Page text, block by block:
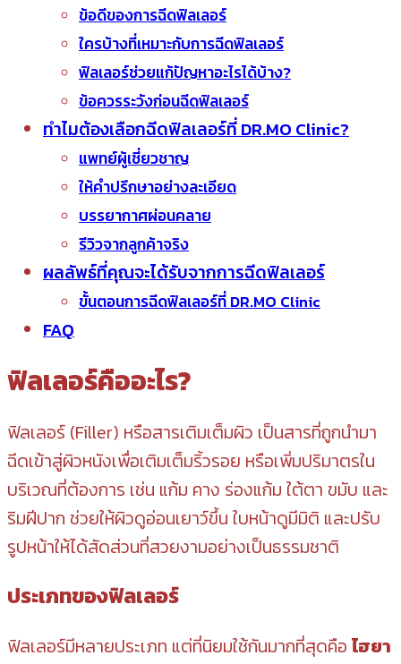
ข้อดีของการฉีดฟิลเลอร์
ใครบ้างที่เหมาะกับการฉีดฟิลเลอร์
ฟิลเลอร์ช่วยแก้ปัญหาอะไรได้บ้าง?
ข้อควรระวังก่อนฉีดฟิลเลอร์
ทำไมต้องเลือกฉีดฟิลเลอร์ที่ DR.MO Clinic?
แพทย์ผู้เชี่ยวชาญ
ให้คำปรึกษาอย่างละเอียด
บรรยากาศผ่อนคลาย
รีวิวจากลูกค้าจริง
ผลลัพธ์ที่คุณจะได้รับจากการฉีดฟิลเลอร์
ขั้นตอนการฉีดฟิลเลอร์ที่ DR.MO Clinic
FAQ
ฟิลเลอร์คืออะไร?
ฟิลเลอร์ (Filler) หรือสารเติมเต็มผิว เป็นสารที่ถูกนำมา
ฉีดเข้าสู่ผิวหนังเพื่อเติมเต็มริ้วรอย หรือเพิ่มปริมาตรใน
บริเวณที่ต้องการ เช่น แก้ม คาง ร่องแก้ม ใต้ตา ขมับ และ
ริมฝีปาก ช่วยให้ผิวดูอ่อนเยาว์ขึ้น ใบหน้าดูมีมิติ และปรับ
รูปหน้าให้ได้สัดส่วนที่สวยงามอย่างเป็นธรรมชาติ
ประเภทของฟิลเลอร์
ฟิลเลอร์มีหลายประเภท แต่ที่นิยมใช้กันมากที่สุดคือ ไฮยา